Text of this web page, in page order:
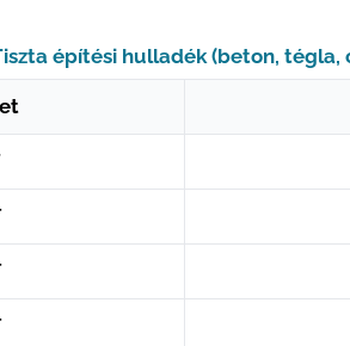
építési hulladék (beton, tégla,